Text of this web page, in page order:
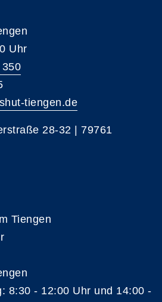
Uhr
tiengen.de
28-32 | 79761
Tiengen
8:30 - 12:00 Uhr und 14:00 -